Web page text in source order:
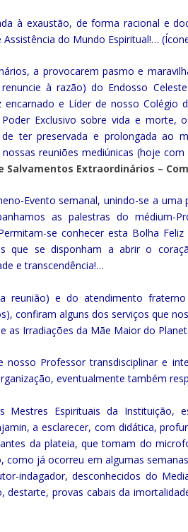
à exaustão, de forma racional e
do Mundo Espiritual!…
a provocarem pasmo e
à razão) do Endosso
encarnado e Líder de nosso Colégio
Exclusivo sobre vida e morte,
ter preservada e prolongada ao
reuniões mediúnicas (hoje
Salvamentos Extraordinários –
Evento semanal, unindo-se a
as palestras do médium-
se conhecer esta Bolha
que se disponham a abrir o
e transcendência!…
reunião) e do atendimento
confiram alguns dos serviços que
as Irradiações da Mãe Maior do
nosso Professor transdisciplinar e
eventualmente também
Espirituais da Instituição,
a esclarecer, com didática,
da plateia, que tomam do
como já ocorreu em algumas
indagador, desconhecidos do
destarte, provas cabais da